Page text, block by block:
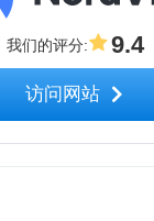
我们的评分: 9.4
访问网站